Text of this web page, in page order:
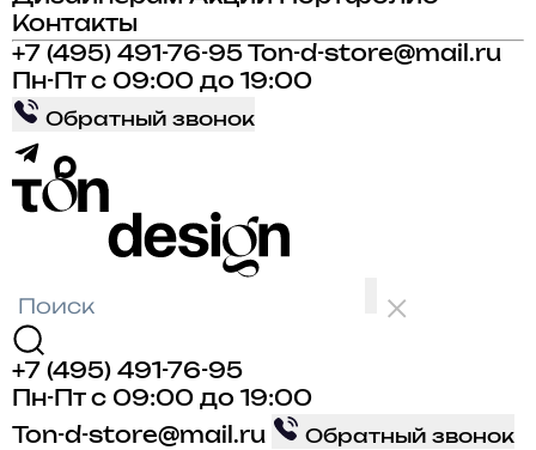
Контакты
+7 (495) 491-76-95
Ton-d-store@mail.ru
Пн-Пт с 09:00 до 19:00
Обратный звонок
+7 (495) 491-76-95
Пн-Пт с 09:00 до 19:00
Ton-d-store@mail.ru
Обратный звонок